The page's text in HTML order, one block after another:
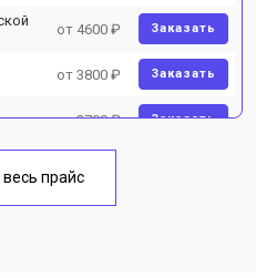
от 4600 ₽ Заказать
от 3800 ₽ Заказать
от 2700 ₽ Заказать
весь прайс